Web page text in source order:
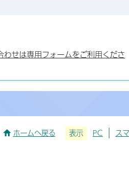
せは専用フォームをご利用くださ
ホームへ戻る 表示 PC ス